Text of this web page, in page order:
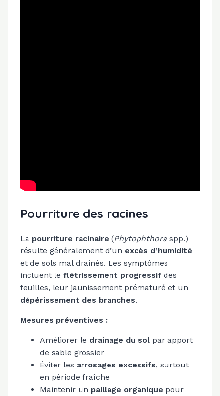
Pourriture des racines
La pourriture racinaire (Phytophthoraspp.)
résulte généralement d’un excès d’humidité
et de sols mal drainés. Les symptômes
incluent le flétrissement progressifdes
feuilles, leur jaunissement prématuré et un
dépérissement des branches.
Mesures préventives :
Améliorer le drainage du solpar apport
de sable grossier
Éviter les arrosages excessifs, surtout
en période fraîche
Maintenir un paillage organique pour